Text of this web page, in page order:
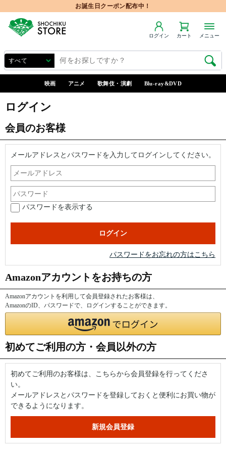
お誕生日クーポン配布中！
ログイン カート メニュー
映画 アニメ 歌舞伎・演劇 Blu-ray&DVD
ログイン
会員のお客様
メールアドレスとパスワードを入力してログインしてください。
パスワードを表示する
パスワードをお忘れの方はこちら
Amazonアカウントをお持ちの方
Amazonアカウントを利用して会員登録されたお客様は、
AmazonのID、パスワードで、ログインすることができます。
初めてご利用の方・会員以外の方
初めてご利用のお客様は、こちらから会員登録を行ってくださ
い。
メールアドレスとパスワードを登録しておくと便利にお買い物が
できるようになります。